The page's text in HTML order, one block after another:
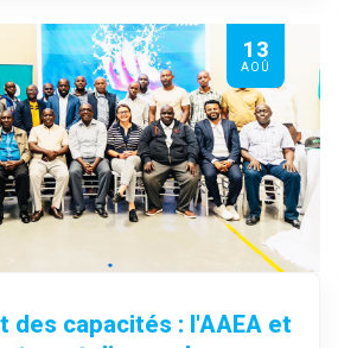
13
AOÛ
des capacités : l'AAEA et